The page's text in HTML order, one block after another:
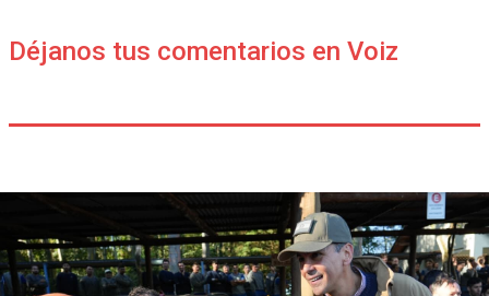
Déjanos tus comentarios en Voiz